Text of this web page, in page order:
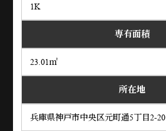
1K
専有面積
23.01㎡
所在地
兵庫県神戸市中央区元町通5丁目2-20